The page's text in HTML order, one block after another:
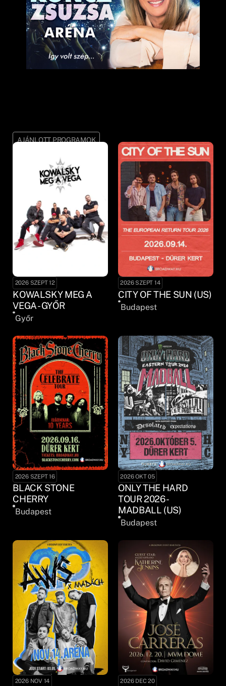
AJÁNLOTT PROGRAMOK
2026 SZEPT 12
KOWALSKY MEG A
VEGA - GYŐR
Győr
2026 SZEPT 14
CITY OF THE SUN (US)
Budapest
2026 SZEPT 16
BLACK STONE
CHERRY
Budapest
2026 OKT 05
ONLY THE HARD
TOUR 2026 -
MADBALL (US)
Budapest
2026 NOV 14 2026 DEC 20